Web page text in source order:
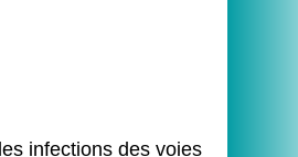
infections des voies